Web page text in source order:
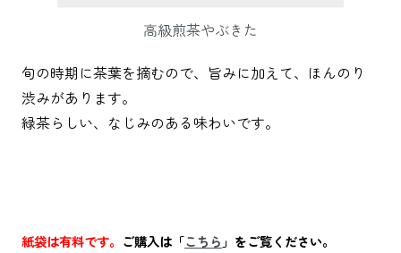
高級煎茶やぶきた
旬の時期に茶葉を摘むので、旨みに加えて、ほんのり
渋みがあります。
緑茶らしい、なじみのある味わいです。
紙袋は有料です。 ご購入は「こちら 」をご覧ください。